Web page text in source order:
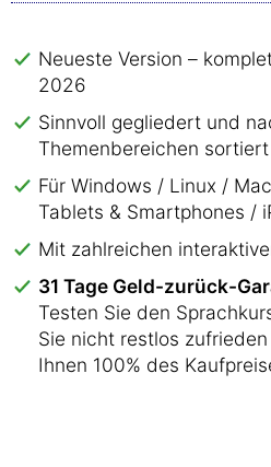
Neueste Version –
2026
Sinnvoll gegliedert und
Themenbereichen sortiert
Für Windows / Linux /
Tablets & Smartphones /
Mit zahlreichen
31 Tage Geld-zurück-
Testen Sie den
Sie nicht restlos
Ihnen 100% des